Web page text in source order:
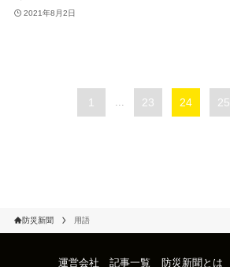
2021年8月2日
1 ... 23 24 25
防災新聞 用語
運営会社 記事一覧 防災新聞とは